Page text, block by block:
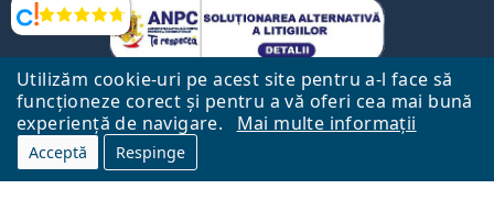
Utilizăm cookie-uri pe acest site pentru a-l face să
funcționeze corect și pentru a vă oferi cea mai bună
experiență de navigare.
Mai multe informații
Acceptă Respinge
Opinii
Către Pagina Principală Mai sus